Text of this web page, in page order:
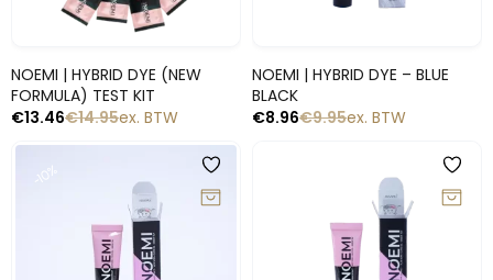
Snelle blik
NOEMI | HYBRID DYE (NEW
FORMULA) TEST KIT
€14.95
€13.46 ex. BTW
NOEMI | HYBRID DYE – BLUE
BLACK
€9.95
€8.96 ex. BTW
-10%